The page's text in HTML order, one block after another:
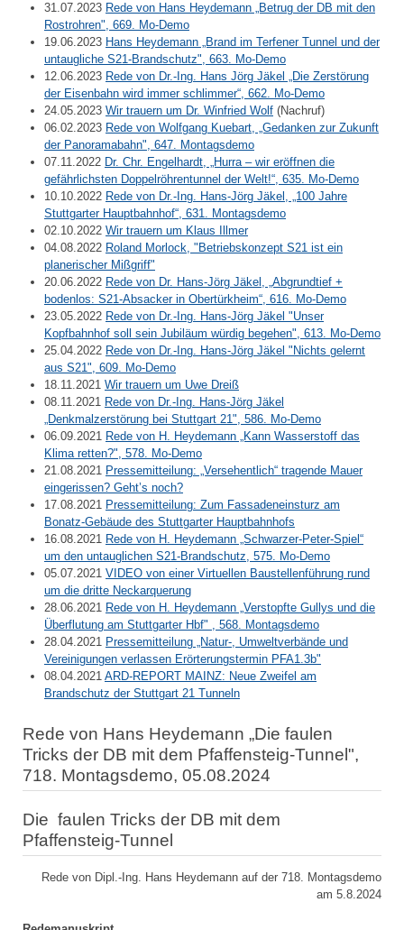
31.07.2023 Rede von Hans Heydemann „Betrug der DB mit den
Rostrohren", 669. Mo-Demo
19.06.2023 Hans Heydemann „Brand im Terfener Tunnel und der
untaugliche S21-Brandschutz", 663. Mo-Demo
12.06.2023 Rede von Dr.-Ing. Hans Jörg Jäkel „Die Zerstörung
der Eisenbahn wird immer schlimmer“, 662. Mo-Demo
24.05.2023 Wir trauern um Dr. Winfried Wolf (Nachruf)
06.02.2023 Rede von Wolfgang Kuebart, „Gedanken zur Zukunft
der Panoramabahn", 647. Montagsdemo
07.11.2022 Dr. Chr. Engelhardt, „Hurra – wir eröffnen die
gefährlichsten Doppelröhrentunnel der Welt!“, 635. Mo-Demo
10.10.2022 Rede von Dr.-Ing. Hans-Jörg Jäkel, „100 Jahre
Stuttgarter Hauptbahnhof“, 631. Montagsdemo
02.10.2022 Wir trauern um Klaus Illmer
04.08.2022 Roland Morlock, "Betriebskonzept S21 ist ein
planerischer Mißgriff"
20.06.2022 Rede von Dr. Hans-Jörg Jäkel, „Abgrundtief +
bodenlos: S21-Absacker in Obertürkheim“, 616. Mo-Demo
23.05.2022 Rede von Dr.-Ing. Hans-Jörg Jäkel "Unser
Kopfbahnhof soll sein Jubiläum würdig begehen", 613. Mo-Demo
25.04.2022 Rede von Dr.-Ing. Hans-Jörg Jäkel "Nichts gelernt
aus S21", 609. Mo-Demo
18.11.2021 Wir trauern um Uwe Dreiß
08.11.2021 Rede von Dr.-Ing. Hans-Jörg Jäkel
„Denkmalzerstörung bei Stuttgart 21", 586. Mo-Demo
06.09.2021 Rede von H. Heydemann „Kann Wasserstoff das
Klima retten?", 578. Mo-Demo
21.08.2021 Pressemitteilung: „Versehentlich“ tragende Mauer
eingerissen? Geht’s noch?
17.08.2021 Pressemitteilung: Zum Fassadeneinsturz am
Bonatz-Gebäude des Stuttgarter Hauptbahnhofs
16.08.2021 Rede von H. Heydemann „Schwarzer-Peter-Spiel“
um den untauglichen S21-Brandschutz, 575. Mo-Demo
05.07.2021 VIDEO von einer Virtuellen Baustellenführung rund
um die dritte Neckarquerung
28.06.2021 Rede von H. Heydemann „Verstopfte Gullys und die
Überflutung am Stuttgarter Hbf" , 568. Montagsdemo
28.04.2021 Pressemitteilung „Natur-, Umweltverbände und
Vereinigungen verlassen Erörterungstermin PFA1.3b"
08.04.2021 ARD-REPORT MAINZ: Neue Zweifel am
Brandschutz der Stuttgart 21 Tunneln
Rede von Hans Heydemann „Die faulen
Tricks der DB mit dem Pfaffensteig-Tunnel",
718. Montagsdemo, 05.08.2024
Die faulen Tricks der DB mit dem
Pfaffensteig-Tunnel
Rede von Dipl.-Ing. Hans Heydemann auf der 718. Montagsdemo
am 5.8.2024